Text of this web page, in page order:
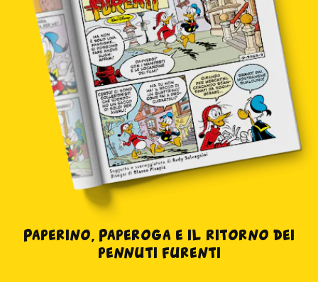
Paperino, Paperoga e il ritorno dei
pennuti furenti